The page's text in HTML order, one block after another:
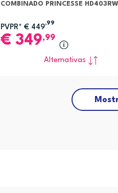
COMBINADO PRINCESSE
PVPR* € 449
,99
€ 349,99
Alternativas